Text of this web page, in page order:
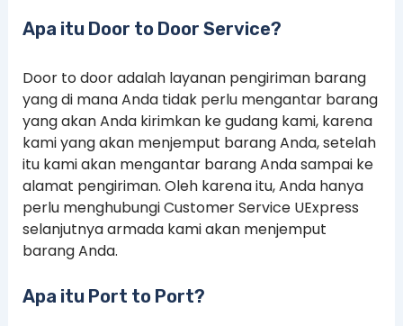
Apa itu Door to Door Service?
Door to door adalah layanan pengiriman barang
yang di mana Anda tidak perlu mengantar barang
yang akan Anda kirimkan ke gudang kami, karena
kami yang akan menjemput barang Anda, setelah
itu kami akan mengantar barang Anda sampai ke
alamat pengiriman. Oleh karena itu, Anda hanya
perlu menghubungi Customer Service UExpress
selanjutnya armada kami akan menjemput
barang Anda.
Apa itu Port to Port?